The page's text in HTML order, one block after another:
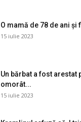
O mamă de 78 de ani și
15 iulie 2023
Un bărbat a fost arestat
omorât...
15 iulie 2023